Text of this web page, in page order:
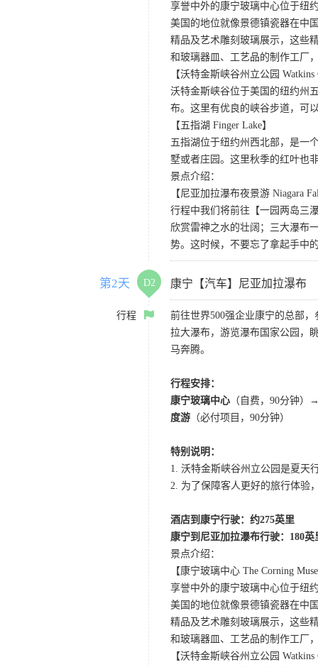
享誉中外的康宁玻璃中心位于纽
美国的地位就像景德镇瓷器在中
精品及艺术雕刻玻璃展示，这些
和玻璃器皿、工艺品的制作工厂
【沃特金斯峡谷州立公园 Watkins
沃特金斯峡谷位于美国的纽约州
布。这里有优良的峡谷步道，可
【五指湖 Finger Lake】
五指湖位于纽约州西北部，是一
墅或者庄园。这里秋季的红叶也
景点介绍：
【尼亚加拉瀑布夜景游 Niagara
行程中我们将前往【一园两岛三
欣赏雷神之水的壮阔；三大瀑布
势。这时候，不要忘了拿起手中
第2天 D2 康宁【汽车】尼亚加拉瀑布
行程
前往世界500强企业康宁的总部
拉大瀑布，游览瀑布国家公园，
马奔腾。
行程安排：
康宁玻璃中心 （自费，90分钟）
度游 （必付项目，90分钟）
特别说明：
1. 沃特金斯峡谷州立公园是夏天
2. 为了保障客人更好的旅行体验
酒店到康宁行驶：约275英里
康宁到尼亚加拉瀑布行驶：180英
景点介绍：
【康宁玻璃中心 The Corning
享誉中外的康宁玻璃中心位于纽
美国的地位就像景德镇瓷器在中
精品及艺术雕刻玻璃展示，这些
和玻璃器皿、工艺品的制作工厂
【沃特金斯峡谷州立公园 Watkins